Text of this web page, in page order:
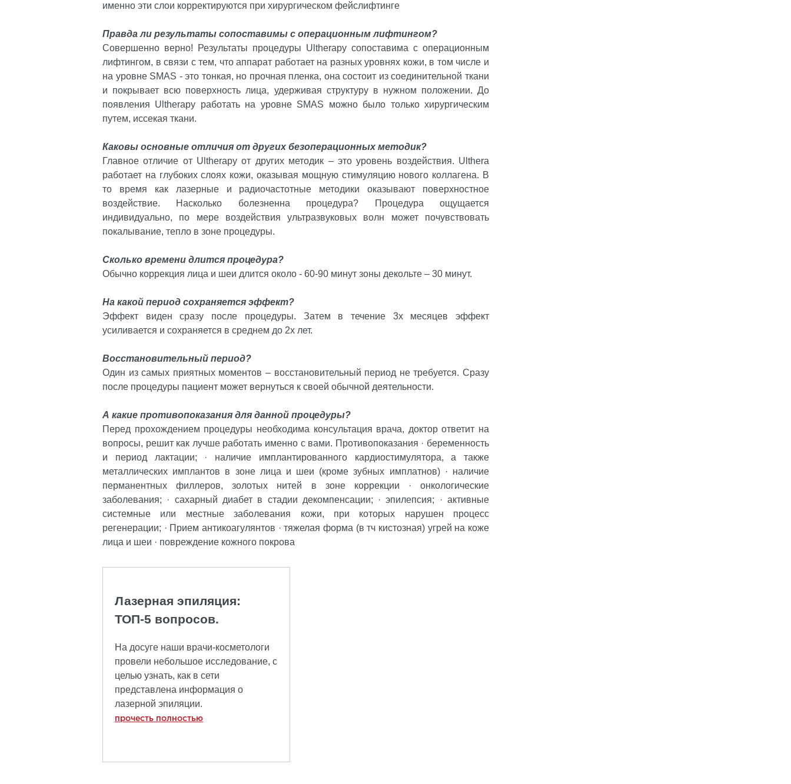
именно эти слои корректируются при хирургическом фейслифтинге
Правда ли результаты сопоставимы с операционным лифтингом?
Совершенно верно! Результаты процедуры Ultherapy сопоставима с операционным
лифтингом, в связи с тем, что аппарат работает на разных уровнях кожи, в том числе и
на уровне SMAS - это тонкая, но прочная пленка, она состоит из соединительной ткани
и покрывает всю поверхность лица, удерживая структуру в нужном положении. До
появления Ultherapy работать на уровне SMAS можно было только хирургическим
путем, иссекая ткани.
Каковы основные отличия от других безоперационных методик?
Главное отличие от Ultherapy от других методик – это уровень воздействия. Ulthera
работает на глубоких слоях кожи, оказывая мощную стимуляцию нового коллагена. В
то время как лазерные и радиочастотные методики оказывают поверхностное
воздействие. Насколько болезненна процедура? Процедура ощущается
индивидуально, по мере воздействия ультразвуковых волн может почувствовать
покалывание, тепло в зоне процедуры.
Сколько времени длится процедура?
Обычно коррекция лица и шеи длится около - 60-90 минут зоны декольте – 30 минут.
На какой период сохраняется эффект?
Эффект виден сразу после процедуры. Затем в течение 3х месяцев эффект
усиливается и сохраняется в среднем до 2х лет.
Восстановительный период?
Один из самых приятных моментов – восстановительный период не требуется. Сразу
после процедуры пациент может вернуться к своей обычной деятельности.
А какие противопоказания для данной процедуры?
Перед прохождением процедуры необходима консультация врача, доктор ответит на
вопросы, решит как лучше работать именно с вами. Противопоказания · беременность
и период лактации; · наличие имплантированного кардиостимулятора, а также
металлических имплантов в зоне лица и шеи (кроме зубных имплатнов) · наличие
перманентных филлеров, золотых нитей в зоне коррекции · онкологические
заболевания; · сахарный диабет в стадии декомпенсации; · эпилепсия; · активные
системные или местные заболевания кожи, при которых нарушен процесс
регенерации; · Прием антикоагулянтов · тяжелая форма (в тч кистозная) угрей на коже
лица и шеи · повреждение кожного покрова
Лазерная эпиляция:
ТОП-5 вопросов.
На досуге наши врачи-косметологи
провели небольшое исследование, с
целью узнать, как в сети
представлена информация о
лазерной эпиляции.
прочесть полностью